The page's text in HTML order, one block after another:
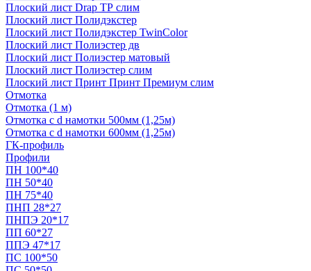
Плоский лист Drap ТР слим
Плоский лист Полидэкстер
Плоский лист Полидэкстер TwinColor
Плоский лист Полиэстер дв
Плоский лист Полиэстер матовый
Плоский лист Полиэстер слим
Плоский лист Принт Принт Премиум слим
Отмотка
Отмотка (1 м)
Отмотка с d намотки 500мм (1,25м)
Отмотка с d намотки 600мм (1,25м)
ГК-профиль
Профили
ПН 100*40
ПН 50*40
ПН 75*40
ПНП 28*27
ПНПЭ 20*17
ПП 60*27
ППЭ 47*17
ПС 100*50